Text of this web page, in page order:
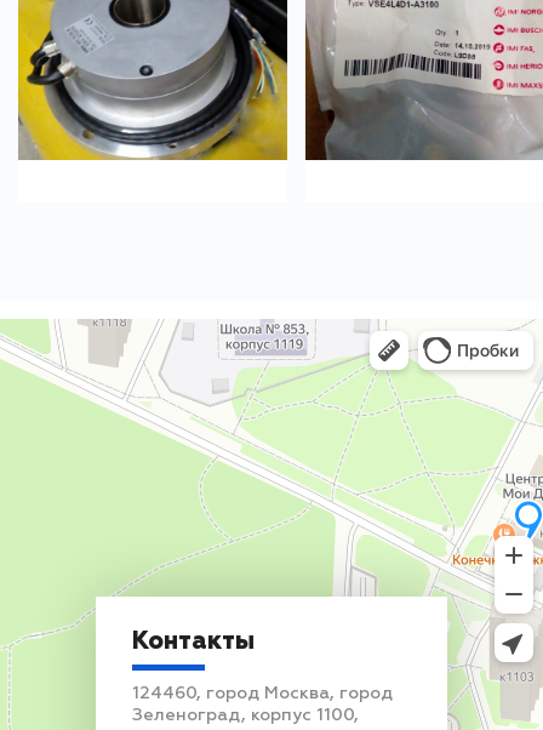
Контакты
124460, город Москва, город
Зеленоград, корпус 1100,